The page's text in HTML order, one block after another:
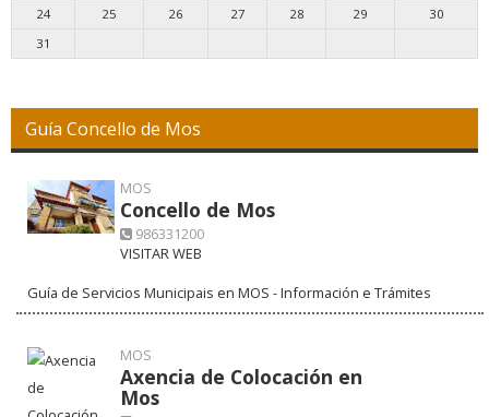
24
25 26 27 28 29
30
31
Guía Concello de Mos
MOS
Concello de Mos
986331200
VISITAR WEB
Guía de Servicios Municipais en MOS - Información e Trámites
MOS
Axencia de Colocación en
Mos